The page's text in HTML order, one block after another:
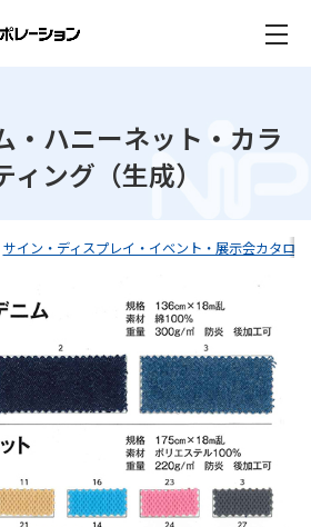
・ハニーネット・カラ
ング（生成）
サイン・ディスプレイ・イベント・展示会カタロ